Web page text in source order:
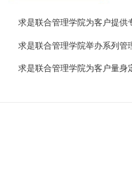
求是联合管理学院为客户提供
求是联合管理学院举办系列管
求是联合管理学院为客户量身